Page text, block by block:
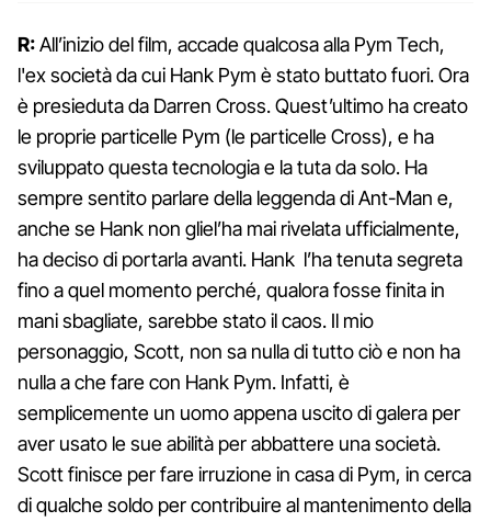
R:All’inizio del film, accade qualcosa alla Pym Tech,
l'ex società da cui Hank Pym è stato buttato fuori. Ora
è presieduta da Darren Cross. Quest’ultimo ha creato
le proprie particelle Pym (le particelle Cross), e ha
sviluppato questa tecnologia e la tuta da solo. Ha
sempre sentito parlare della leggenda di Ant-Man e,
anche se Hank non gliel’ha mai rivelata ufficialmente,
ha deciso di portarla avanti. Hank l’ha tenuta segreta
fino a quel momento perché, qualora fosse finita in
mani sbagliate, sarebbe stato il caos. Il mio
personaggio, Scott, non sa nulla di tutto ciò e non ha
nulla a che fare con Hank Pym. Infatti, è
semplicemente un uomo appena uscito di galera per
aver usato le sue abilità per abbattere una società.
Scott finisce per fare irruzione in casa di Pym, in cerca
di qualche soldo per contribuire al mantenimento della